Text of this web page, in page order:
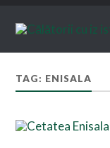
TAG: ENISALA